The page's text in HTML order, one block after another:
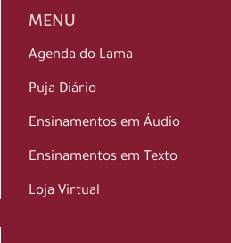
MENU
Agenda do Lama
Puja Diário
Ensinamentos em Áudio
Ensinamentos em Texto
Loja Virtual